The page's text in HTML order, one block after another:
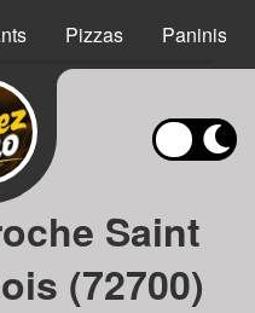
Pizzas Paninis
Saint
(72700)